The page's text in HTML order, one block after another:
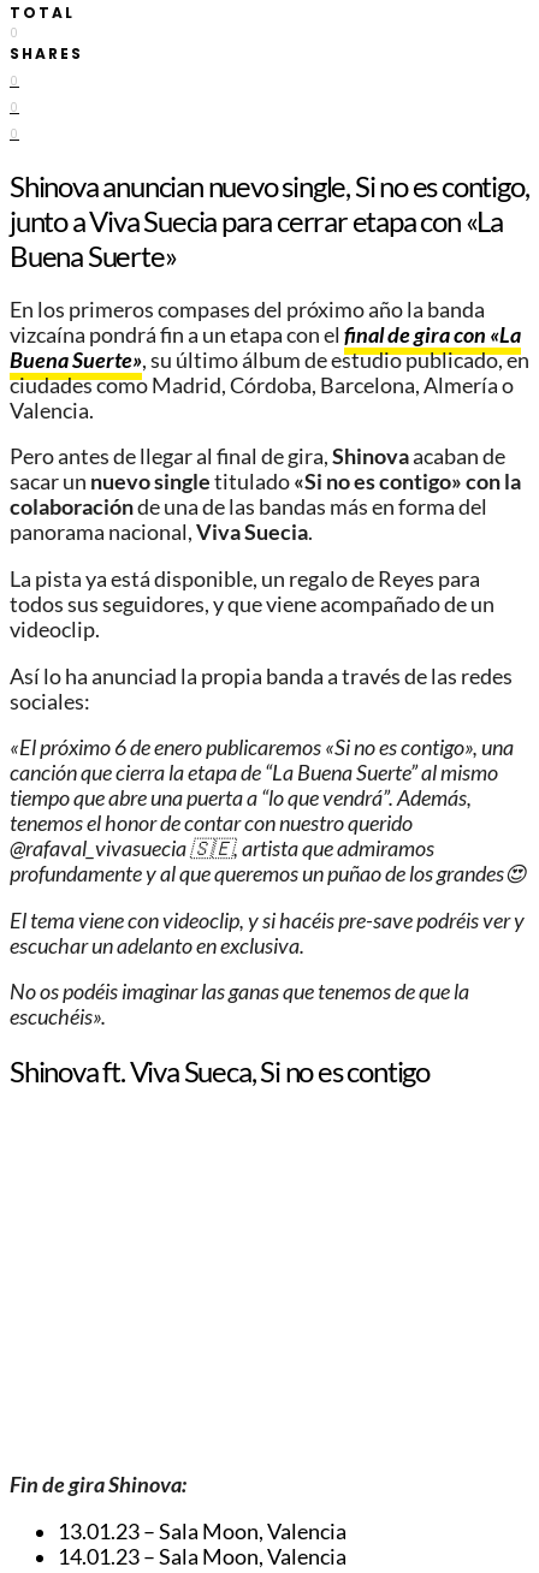
TOTAL
0
SHARES
0
0
0
Shinova anuncian nuevo single, Si no es contigo,
junto a Viva Suecia para cerrar etapa con «La
Buena Suerte»
En los primeros compases del próximo año la banda
vizcaína pondrá fin a un etapa con el final de gira con «La
Buena Suerte», su último álbum de estudio publicado, en
ciudades como Madrid, Córdoba, Barcelona, Almería o
Valencia.
Pero antes de llegar al final de gira,Shinovaacaban de
sacar un nuevo singletitulado«Si no es contigo» con la
colaboraciónde una de las bandas más en forma del
panorama nacional,Viva Suecia.
La pista ya está disponible, un regalo de Reyes para
todos sus seguidores, y que viene acompañado de un
videoclip.
Así lo ha anunciad la propia banda a través de las redes
sociales:
«El próximo 6 de enero publicaremos «Si no es contigo», una
canción que cierra la etapa de “La Buena Suerte” al mismo
tiempo que abre una puerta a “lo que vendrá”. Además,
tenemos el honor de contar con nuestro querido
@rafaval_vivasuecia 🇸🇪, artista que admiramos
profundamente y al que queremos un puñao de los grandes😍
El tema viene con videoclip, y si hacéis pre-save podréis ver y
escuchar un adelanto en exclusiva.
No os podéis imaginar las ganas que tenemos de que la
escuchéis».
Shinova ft. Viva Sueca, Si no es contigo
Fin de gira Shinova:
13.01.23 – Sala Moon, Valencia
14.01.23 – Sala Moon, Valencia